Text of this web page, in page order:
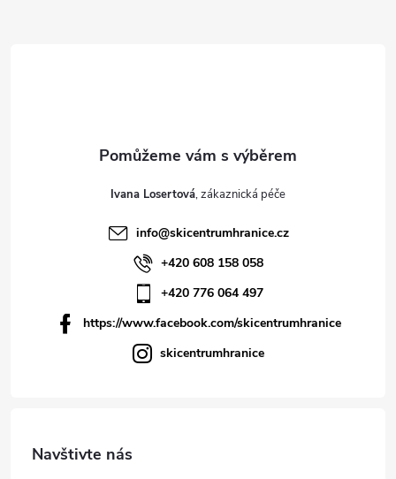
Ivana Losertová
info@skicentrumhranice.cz
+420 608 158 058
+420 776 064 497
https://www.facebook.com/skicentrumhranice
skicentrumhranice
Navštivte nás